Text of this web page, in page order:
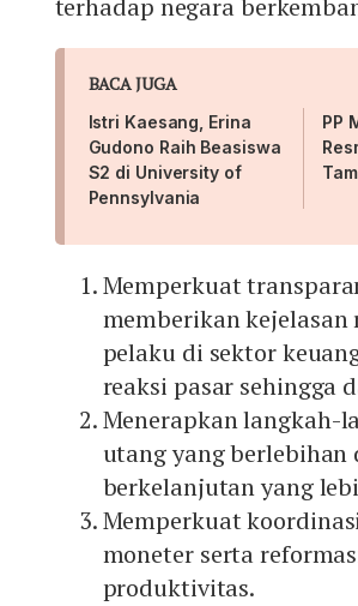
terhadap negara
BACA JUGA
Istri Kaesang, Erina
Gudono Raih Beasiswa
S2 di University of
Pennsylvania
PP
Memperkuat
memberikan kejelasan
pelaku di sektor
reaksi pasar sehingga
Menerapkan langkah-
utang yang
berkelanjutan yang
Memperkuat
moneter serta
produktivitas.